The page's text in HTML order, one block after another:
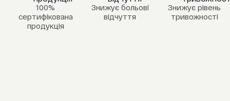
100%
сертифікована
продукція
Знижує больові
відчуття
Знижує рівень
тривожності